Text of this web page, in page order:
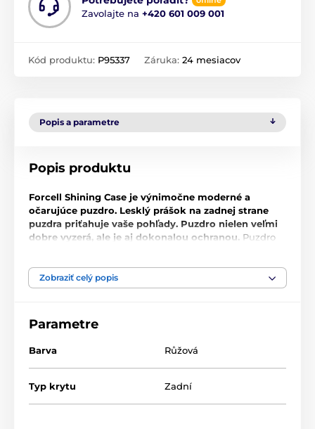
Zavolajte na +420 601 009 001
Kód produktu: P95337 Záruka: 24 mesiacov
Popis a parametre
Popis produktu
Forcell Shining Case je výnimočne moderné a
očarujúce puzdro. Lesklý prášok na zadnej strane
puzdra priťahuje vaše pohľady. Puzdro nielen veľmi
dobre vyzerá, ale je aj dokonalou ochranou. Puzdro
a tenká. Puzdro poskytuje dokonalú ochranu pred
poškriabaním a poškodením. Lesklé puzdro veľmi
zhromaždené okraje chránia displej a fotoaparát.
Puzdro je k dispozícii v rôznych farbách.
Zobraziť celý popis
Parametre
Barva Růžová
Typ krytu Zadní